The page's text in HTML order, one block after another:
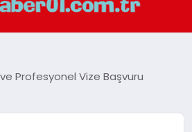
Profesyonel Vize Başvuru